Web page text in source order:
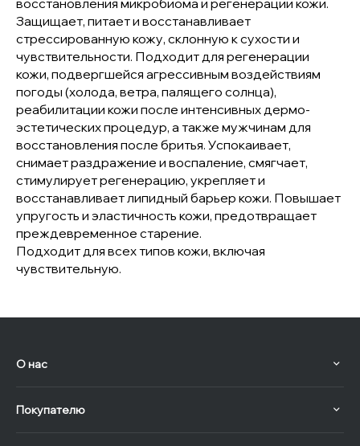
восстановления микробиома и регенерации кожи.
Защищает, питает и восстанавливает
стрессированную кожу, склонную к сухости и
чувствительности. Подходит для регенерации
кожи, подвергшейся агрессивным воздействиям
погоды (холода, ветра, палящего солнца),
реабилитации кожи после интенсивных дермо-
эстетических процедур, а также мужчинам для
восстановления после бритья. Успокаивает,
снимает раздражение и воспаление, смягчает,
стимулирует регенерацию, укрепляет и
восстанавливает липидный барьер кожи. Повышает
упругость и эластичность кожи, предотвращает
преждевременное старение.
Подходит для всех типов кожи, включая
чувствительную.
О нас
Покупателю